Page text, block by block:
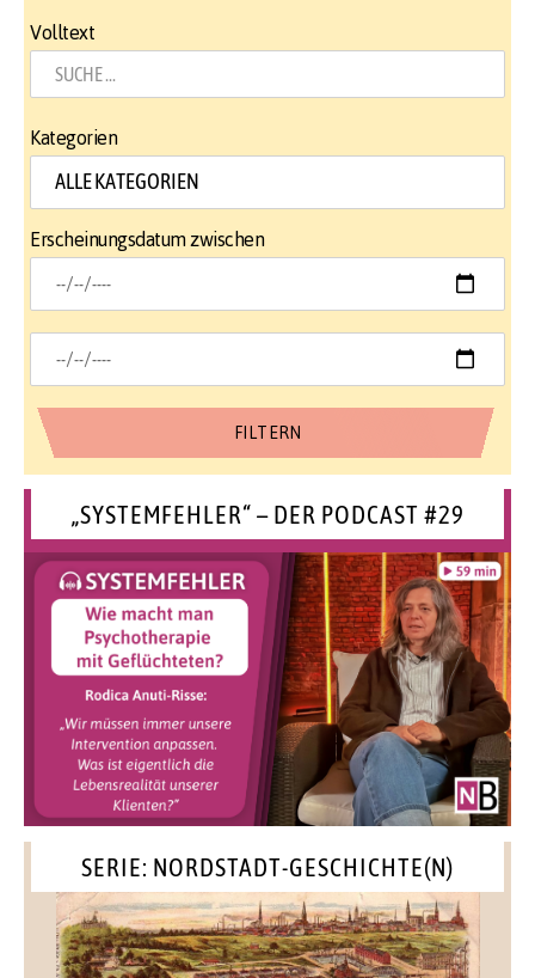
Volltext
Kategorien
Erscheinungsdatum zwischen
„SYSTEMFEHLER“ – DER PODCAST #29
SERIE: NORDSTADT-GESCHICHTE(N)